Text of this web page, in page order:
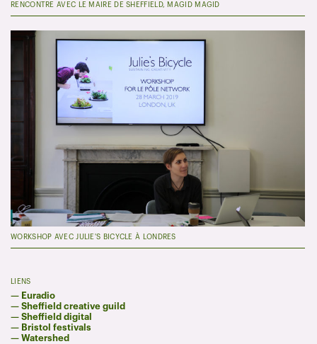
RENCONTRE AVEC LE MAIRE DE SHEFFIELD, MAGID MAGID
WORKSHOP AVEC JULIE'S BICYCLE À LONDRES
LIENS
— Euradio
— Sheffield creative guild
— Sheffield digital
— Bristol festivals
— Watershed